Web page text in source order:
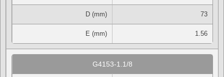
D (mm) 73
E (mm) 1.56
G4153-1.1/8